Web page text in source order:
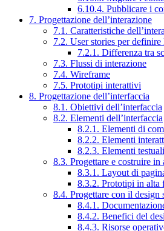
6.10.4. Pubblicare i
7. Progettazione dell’interazione
7.1. Caratteristiche
7.2. User stories per definire
7.2.1. Differenza tra
7.3. Flussi di interazione
7.4. Wireframe
7.5. Prototipi interattivi
8. Progettazione dell’interfaccia
8.1. Obiettivi dell’interfaccia
8.2. Elementi dell’interfaccia
8.2.1. Elementi di
8.2.2. Elementi
8.2.3. Elementi
8.3. Progettare e costruire in
8.3.1. Layout di
8.3.2. Prototipi in alta
8.4. Progettare con il design
8.4.1.
8.4.2. Benefici del
8.4.3. Risorse